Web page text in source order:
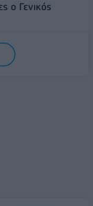
ο Γενικός